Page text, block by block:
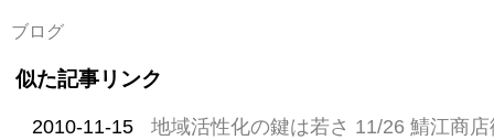
ブログ
似た記事リンク
2010-11-15 地域活性化の鍵は若さ 11/26 鯖江商